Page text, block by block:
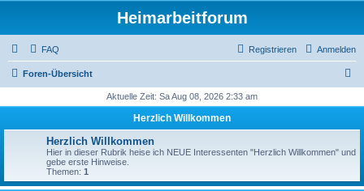
Heimarbeitforum
FAQ Anmelden
Registrieren
Foren-Übersicht
h
e
Aktuelle Zeit: Sa Aug 08, 2026 2:33 am
Herzlich Willkommen
Herzlich Willkommen
Hier in dieser Rubrik heise ich NEUE Interessenten "Herzlich Willkommen" und
gebe erste Hinweise.
Themen: 1